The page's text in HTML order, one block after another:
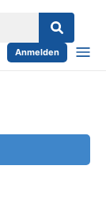
Anmelden